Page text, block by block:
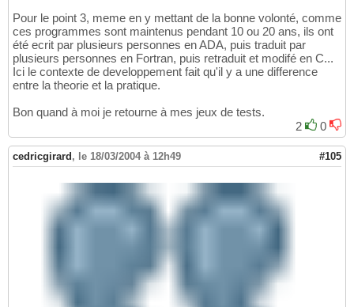
Pour le point 3, meme en y mettant de la bonne volonté, comme
ces programmes sont maintenus pendant 10 ou 20 ans, ils ont
été ecrit par plusieurs personnes en ADA, puis traduit par
plusieurs personnes en Fortran, puis retraduit et modifé en C...
Ici le contexte de developpement fait qu'il y a une difference
entre la theorie et la pratique.
Bon quand à moi je retourne à mes jeux de tests.
2
0
cedricgirard , le 18/03/2004 à 12h49 #105